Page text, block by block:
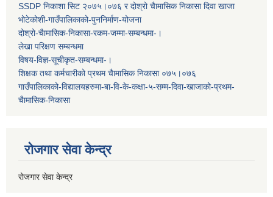
SSDP निकाशा सिट २०७५।०७६ र दोश्रो चैामासिक निकासा दिवा खाजा
भोटेकोशी-गाउँपालिकाको-पुननिर्माण-योजना
दोश्रो-चैामासिक-निकासा-रकम-जम्मा-सम्बन्धमा-।
लेखा परिक्षण सम्बन्धमा
विषय-विज्ञ-सूचीकृत-सम्बन्धमा-।
शिक्षक तथा कर्मचारीको प्रथम च‌ैामासिक निकासा ०७५।०७६
गाउँपालिकाको-विद्यालयहरुमा-बा-वि-के-कक्षा-५-सम्म-दिवा-खाजाको-प्रथम-
चैामासिक-निकासा
रोजगार सेवा केन्द्र
रोजगार सेवा केन्द्र